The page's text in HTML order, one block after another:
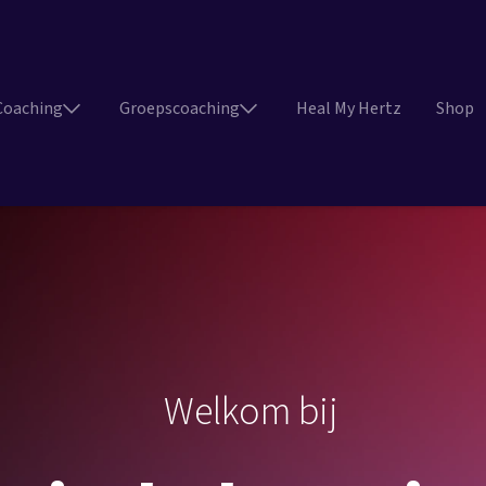
Groepscoaching Heal My Hertz Shop
Welkom bij